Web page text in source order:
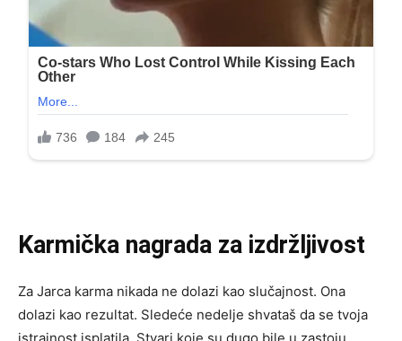
Karmička nagrada za izdržljivost
Za Jarca karma nikada ne dolazi kao slučajnost. Ona
dolazi kao rezultat. Sledeće nedelje shvataš da se tvoja